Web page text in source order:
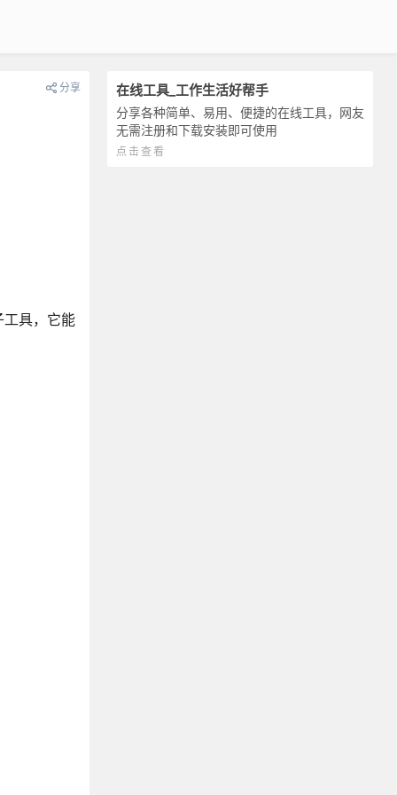
在线工具_工作生活好帮手
分享各种简单、易用、便捷的在线工具，网友
无需注册和下载安装即可使用
点击查看
分享
具，它能